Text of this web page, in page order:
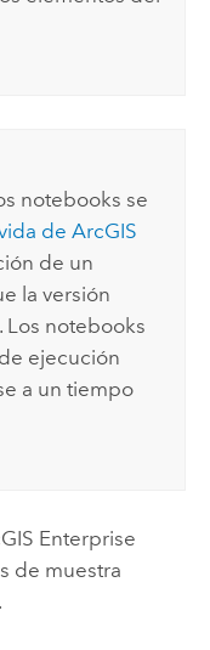
notebooks se
deArcGIS
de un
la versión
. Los notebooks
ejecución
a un tiempo
Enterprise
de muestra